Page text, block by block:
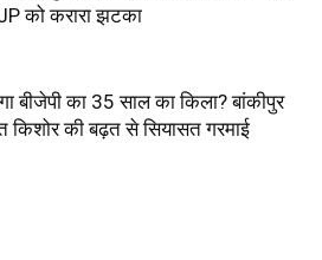
को करारा झटका
बीजेपी का 35 साल का किला? बांकीपुर
किशोर की बढ़त से सियासत गरमाई